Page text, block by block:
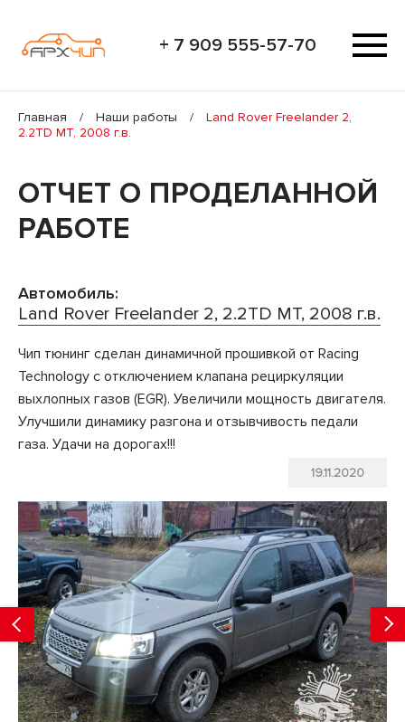
+ 7 909 555-57-70
Главная / Наши работы /
Land Rover Freelander 2,
2.2TD MT, 2008 г.в.
ОТЧЕТ О ПРОДЕЛАННОЙ
РАБОТЕ
Автомобиль:
Land Rover Freelander 2, 2.2TD MT, 2008 г.в.
Чип тюнинг сделан динамичной прошивкой от Racing
Technology с отключением клапана рециркуляции
выхлопных газов (EGR). Увеличили мощность двигателя.
Улучшили динамику разгона и отзывчивость педали
газа. Удачи на дорогах!!!
19.11.2020